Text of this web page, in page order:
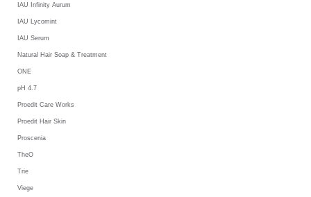
IAU Infinity Aurum
IAU Lycomint
IAU Serum
Natural Hair Soap & Treatment
ONE
pH 4.7
Proedit Care Works
Proedit Hair Skin
Proscenia
TheO
Trie
Viege